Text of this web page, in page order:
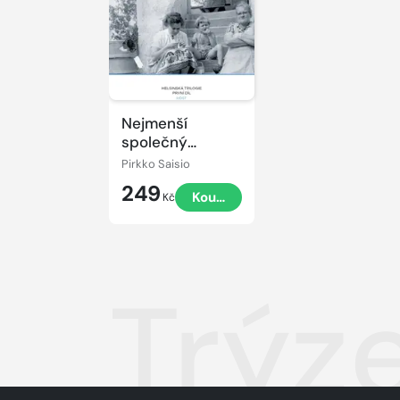
Nejmenší
společný
násobek
Pirkko Saisio
249 Kč Koupit